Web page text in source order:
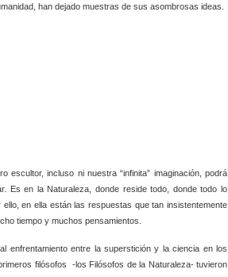
han dejado muestras de sus asombrosas ideas.
incluso ni nuestra “infinita” imaginación, podrá
Es en la Naturaleza, donde reside todo, donde todo lo
en ella están las respuestas que tan insistentemente
tiempo y muchos pensamientos.
enfrentamiento entre la superstición y la ciencia en los
filósofos -los Filósofos de la Naturaleza- tuvieron